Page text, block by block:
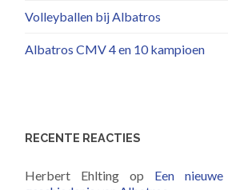
Volleyballen bij Albatros
Albatros CMV 4 en 10 kampioen
RECENTE REACTIES
Herbert Ehlting op Een